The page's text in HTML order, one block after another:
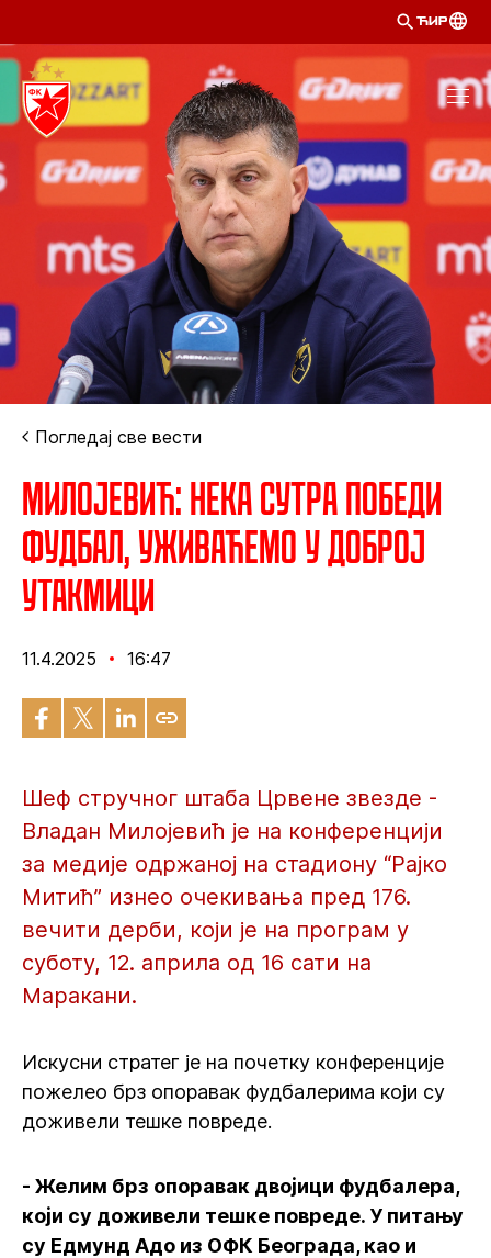
ЋИР
Погледај све вести
Милојевић: Нека сутра победи
фудбал, уживаћемо у доброј
утакмици
11.4.2025 16:47
Шеф стручног штаба Црвене звезде -
Владан Милојевић је на конференцији
за медије одржаној на стадиону “Рајко
Митић” изнео очекивања пред 176.
вечити дерби, који је на програм у
суботу, 12. априла од 16 сати на
Маракани.
Искусни стратег је на почетку конференције
пожелео брз опоравак фудбалерима који су
доживели тешке повреде.
- Желим брз опоравак двојици фудбалера,
који су доживели тешке повреде. У питању
су Едмунд Адо из ОФК Београда, као и